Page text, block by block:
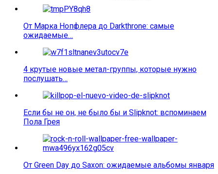
От Марка Нопфлера до Darkthrone: самые
ожидаемые…
4 крутые новые метал-группы, которые нужно
послушать…
Если бы не он, не было бы и Slipknot: вспоминаем
Пола Грея
От Green Day до Saxon: ожидаемые альбомы января